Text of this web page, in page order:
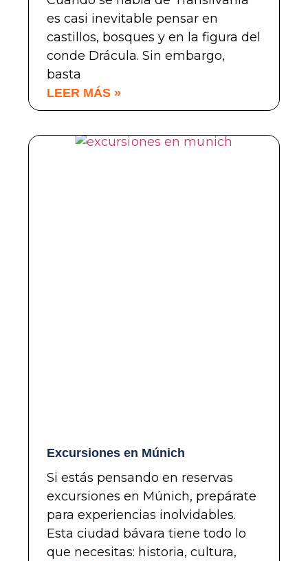
es casi inevitable pensar en
castillos, bosques y en la figura del
conde Drácula. Sin embargo,
basta
LEER MÁS »
Excursiones en Múnich
Si estás pensando en reservas
excursiones en Múnich, prepárate
para experiencias inolvidables.
Esta ciudad bávara tiene todo lo
que necesitas: historia, cultura,